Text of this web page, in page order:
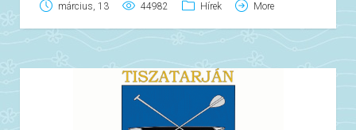
március, 13 44982 Hírek More